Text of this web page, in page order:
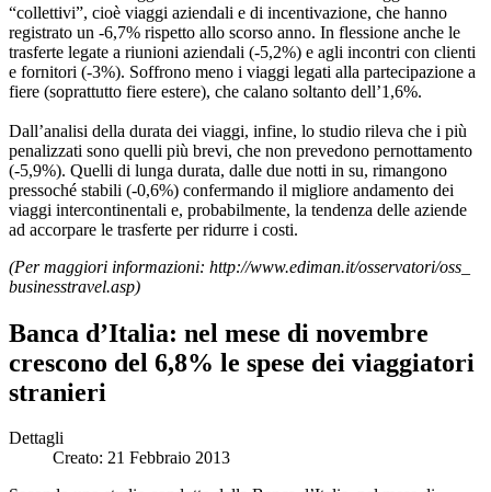
“collettivi”, cioè viaggi aziendali e di incentivazione, che hanno
registrato un -6,7% rispetto allo scorso anno. In flessione anche le
trasferte legate a riunioni aziendali (-5,2%) e agli incontri con clienti
e fornitori (-3%). Soffrono meno i viaggi legati alla partecipazione a
fiere (soprattutto fiere estere), che calano soltanto dell’1,6%.
Dall’analisi della durata dei viaggi, infine, lo studio rileva che i più
penalizzati sono quelli più brevi, che non prevedono pernottamento
(-5,9%). Quelli di lunga durata, dalle due notti in su, rimangono
pressoché stabili (-0,6%) confermando il migliore andamento dei
viaggi intercontinentali e, probabilmente, la tendenza delle aziende
ad accorpare le trasferte per ridurre i costi.
(Per maggiori informazioni: http://www.ediman.it/osservatori/oss_
businesstravel.asp)
Banca d’Italia: nel mese di novembre
crescono del 6,8% le spese dei viaggiatori
stranieri
Dettagli
Creato: 21 Febbraio 2013